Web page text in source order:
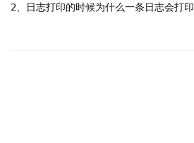
2、日志打印的时候为什么一条日志会打